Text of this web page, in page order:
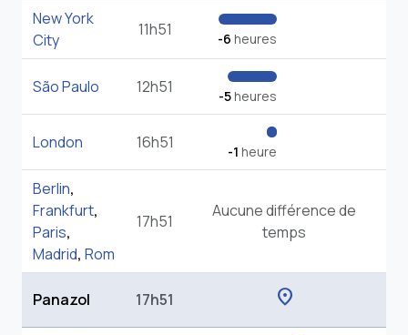
New York
City
11h51 -6 heures
São Paulo 12h51 -5heures
London 16h51 -1 heure
Berlin,
Frankfurt,
Paris,
Madrid, Rom
17h51
Aucune différence de
temps
Panazol 17h51 location_on